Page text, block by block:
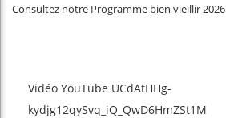
Consultez notre Programme bien vieillir 2026
Vidéo YouTube UCdAtHHg-
kydjg12qySvq_iQ_QwD6HmZSt1M